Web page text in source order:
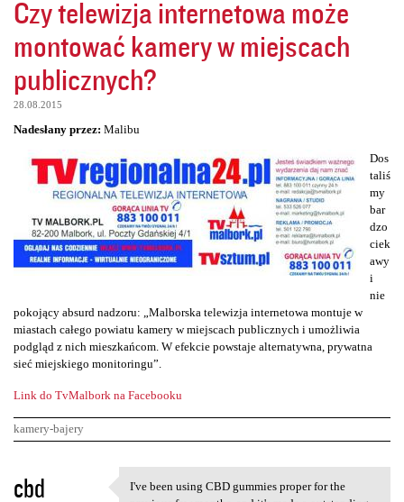
Czy telewizja internetowa może
montować kamery w miejscach
publicznych?
28.08.2015
Nadesłany przez: Malibu
Dos
taliś
my
bar
dzo
ciek
awy
i
nie
pokojący absurd nadzoru: „Malborska telewizja internetowa montuje w
miastach całego powiatu kamery w miejscach publicznych i umożliwia
podgląd z nich mieszkańcom. W efekcie powstaje alternatywna, prywatna
sieć miejskiego monitoringu”.
Link do TvMalbork na Facebooku
kamery-bajery
K
cbd
I've been using CBD gummies proper for the